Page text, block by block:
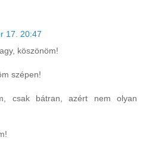
17. 20:47
köszönöm!
szépen!
csak bátran, azért nem olyan